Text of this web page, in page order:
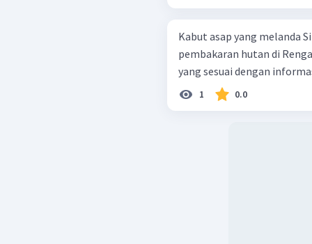
Kabut asap yang melanda
pembakaran hutan di
yang sesuai dengan
1 0.0